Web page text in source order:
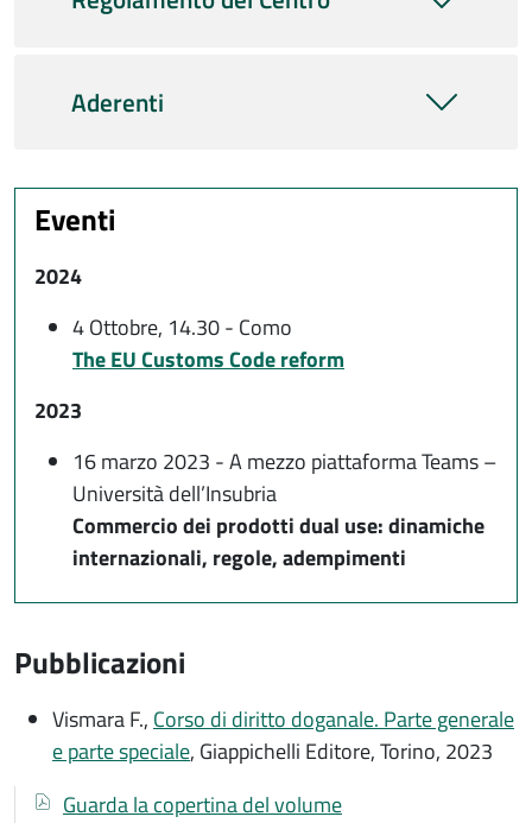
Aderenti
Eventi
2024
4 Ottobre, 14.30 - Como
The EU Customs Code reform
2023
16 marzo 2023 - A mezzo piattaforma Teams –
Università dell’Insubria
Commercio dei prodotti dual use: dinamiche
internazionali, regole, adempimenti
Pubblicazioni
Vismara F., Corso di diritto doganale. Parte generale
e parte speciale, Giappichelli Editore, Torino, 2023
Documenti
Documento
Guarda la copertina del volume